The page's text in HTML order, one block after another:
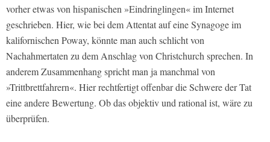
vorher etwas von hispanischen »Eindringlingen« im Internet
geschrieben. Hier, wie bei dem Attentat auf eine Synagoge im
kalifornischen Poway, könnte man auch schlicht von
Nachahmertaten zu dem Anschlag von Christchurch sprechen. In
anderem Zusammenhang spricht man ja manchmal von
»Trittbrettfahrern«. Hier rechtfertigt offenbar die Schwere der Tat
eine andere Bewertung. Ob das objektiv und rational ist, wäre zu
überprüfen.